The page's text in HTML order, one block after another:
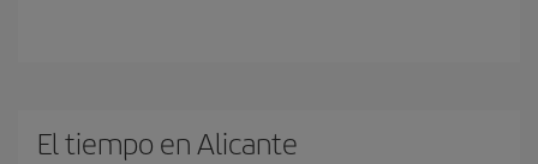
El tiempo en Alicante